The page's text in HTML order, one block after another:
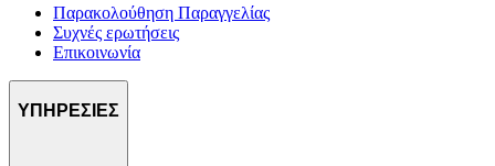
Παρακολούθηση Παραγγελίας
Συχνές ερωτήσεις
Επικοινωνία
ΥΠΗΡΕΣΙΕΣ